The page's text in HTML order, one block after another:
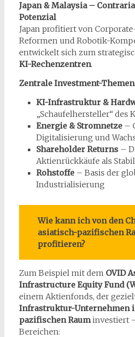
Japan & Malaysia –
Potenzial
Japan profitiert von
Reformen und Robotik-
entwickelt sich zum
KI-Rechenzentren.
Zentrale Investment-
KI-Infrastruktur &
„Schaufelhersteller“ des
Energie & Stromnetze–
Digitalisierung und
Shareholder Returns–
Aktienrückkäufe als
Rohstoffe– Basis der
Industrialisierung
Wie kann ich von den
asiatisch-pazifischen
profitieren?
Zum Beispiel mit dem OVID
Infrastructure Equity Fund
einem Aktienfonds, der
Infrastruktur-Unternehmen
pazifischen Rauminvestiert
Bereichen: